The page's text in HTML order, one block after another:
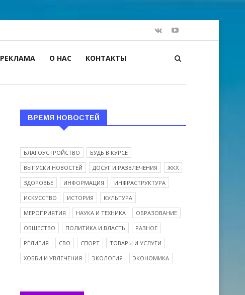
РЕКЛАМА О НАС КОНТАКТЫ
ВРЕМЯ НОВОСТЕЙ
БЛАГОУСТРОЙСТВО
БУДЬ В КУРСЕ
ВЫПУСКИ НОВОСТЕЙ
ДОСУГ И РАЗВЛЕЧЕНИЯ
ЖКХ
ЗДОРОВЬЕ
ИНФОРМАЦИЯ
ИНФРАСТРУКТУРА
ИСКУССТВО
ИСТОРИЯ
КУЛЬТУРА
МЕРОПРИЯТИЯ
НАУКА И ТЕХНИКА
ОБРАЗОВАНИЕ
ОБЩЕСТВО
ПОЛИТИКА И ВЛАСТЬ
РАЗНОЕ
РЕЛИГИЯ
СВО СПОРТ
ТОВАРЫ И УСЛУГИ
ХОББИ И УВЛЕЧЕНИЯ
ЭКОЛОГИЯ ЭКОНОМИКА